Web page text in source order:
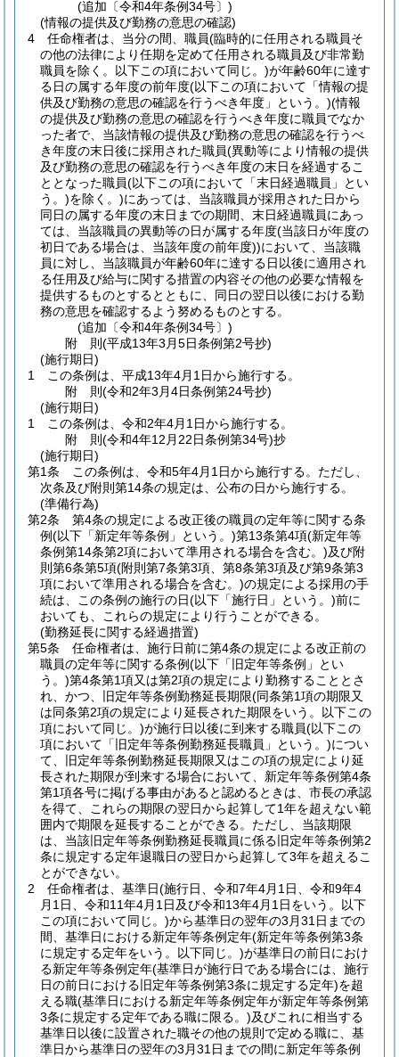
(追加〔令和4年条例34号〕)
(情報の提供及び勤務の意思の確認)
4
任命権者は、当分の間、職員(臨時的に任用される職員そ
の他の法律により任期を定めて任用される職員及び非常勤
職員を除く。以下この項において同じ。)が年齢60年に達す
る日の属する年度の前年度(以下この項において「情報の提
供及び勤務の意思の確認を行うべき年度」という。)(情報
の提供及び勤務の意思の確認を行うべき年度に職員でなか
った者で、当該情報の提供及び勤務の意思の確認を行うべ
き年度の末日後に採用された職員(異動等により情報の提供
及び勤務の意思の確認を行うべき年度の末日を経過するこ
ととなった職員(以下この項において「末日経過職員」とい
う。)を除く。)にあっては、当該職員が採用された日から
同日の属する年度の末日までの期間、末日経過職員にあっ
ては、当該職員の異動等の日が属する年度(当該日が年度の
初日である場合は、当該年度の前年度))において、当該職
員に対し、当該職員が年齢60年に達する日以後に適用され
る任用及び給与に関する措置の内容その他の必要な情報を
提供するものとするとともに、同日の翌日以後における勤
務の意思を確認するよう努めるものとする。
(追加〔令和4年条例34号〕)
附 則(平成13年3月5日条例第2号抄)
(施行期日)
1
この条例は、平成13年4月1日から施行する。
附 則(令和2年3月4日条例第24号抄)
(施行期日)
1
この条例は、令和2年4月1日から施行する。
附 則(令和4年12月22日条例第34号)抄
(施行期日)
第1条
この条例は、令和5年4月1日から施行する。 ただし、
次条及び附則第14条の規定は、公布の日から施行する。
(準備行為)
第2条
第4条の規定による改正後の職員の定年等に関する条
例(以下「新定年等条例」という。)第13条第4項(新定年等
条例第14条第2項において準用される場合を含む。)及び附
則第6条第5項(附則第7条第3項、第8条第3項及び第9条第3
項において準用される場合を含む。)の規定による採用の手
続は、この条例の施行の日(以下「施行日」という。)前に
おいても、これらの規定により行うことができる。
(勤務延長に関する経過措置)
第5条
任命権者は、施行日前に第4条の規定による改正前の
職員の定年等に関する条例(以下「旧定年等条例」とい
う。)第4条第1項又は第2項の規定により勤務することとさ
れ、かつ、旧定年等条例勤務延長期限(同条第1項の期限又
は同条第2項の規定により延長された期限をいう。以下この
項において同じ。)が施行日以後に到来する職員(以下この
項において「旧定年等条例勤務延長職員」という。)につい
て、旧定年等条例勤務延長期限又はこの項の規定により延
長された期限が到来する場合において、新定年等条例第4条
第1項各号に掲げる事由があると認めるときは、市長の承認
を得て、これらの期限の翌日から起算して1年を超えない範
囲内で期限を延長することができる。 ただし、当該期限
は、当該旧定年等条例勤務延長職員に係る旧定年等条例第2
条に規定する定年退職日の翌日から起算して3年を超えるこ
とができない。
2
任命権者は、基準日(施行日、令和7年4月1日、令和9年4
月1日、令和11年4月1日及び令和13年4月1日をいう。以下
この項において同じ。)から基準日の翌年の3月31日までの
間、基準日における新定年等条例定年(新定年等条例第3条
に規定する定年をいう。以下同じ。)が基準日の前日におけ
る新定年等条例定年(基準日が施行日である場合には、施行
日の前日における旧定年等条例第3条に規定する定年)を超
える職(基準日における新定年等条例定年が新定年等条例第
3条に規定する定年である職に限る。)及びこれに相当する
基準日以後に設置された職その他の規則で定める職に、基
準日から基準日の翌年の3月31日までの間に新定年等条例